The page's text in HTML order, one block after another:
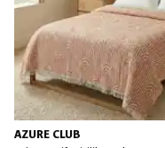
AZURE CLUB